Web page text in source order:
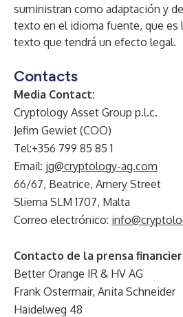
suministran como adaptación y
texto en el idioma fuente, que es
texto que tendrá un efecto legal.
Contacts
Media Contact:
Cryptology Asset Group p.l.c.
Jefim Gewiet (COO)
Tel:+356 799 85 85 1
Email: jg@cryptology-ag.com
66/67, Beatrice, Amery Street
Sliema SLM 1707, Malta
Correo electrónico:
Contacto de la prensa
Better Orange IR & HV AG
Frank Ostermair, Anita Schneider
Haidelweg 48